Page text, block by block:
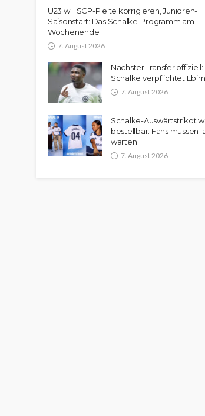
U23 will SCP-Pleite korrigieren, Junioren-
Saisonstart: Das Schalke-Programm am
Wochenende
7. August 2026
Nächster Transfer offiziell:
Schalke verpflichtet
7. August 2026
Schalke-Auswärtstrikot
bestellbar: Fans müssen
warten
7. August 2026